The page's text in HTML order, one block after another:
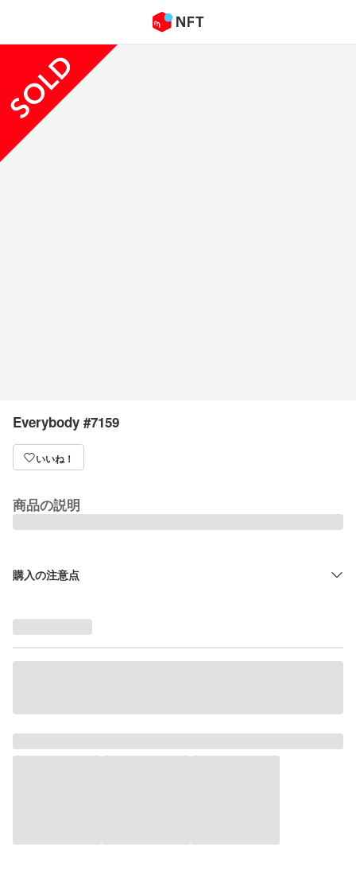
Everybody #7159
いいね！
商品の説明
購入の注意点